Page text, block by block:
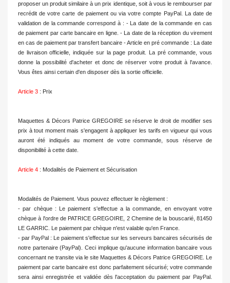
proposer un produit similaire à un prix identique, soit à vous le rembourser par
recrédit de votre carte de paiement ou via votre compte PayPal. La date de
validation de la commande correspond à : - La date de la commande en cas
de paiement par carte bancaire en ligne. - La date de la réception du virement
en cas de paiement par transfert bancaire - Article en pré commande : La date
de livraison officielle, indiquée sur la page produit. La pré commande, vous
donne la possibilité d'acheter et donc de réserver votre produit à l'avance.
Vous êtes ainsi certain d'en disposer dès la sortie officielle.
Article 3 : Prix
Maquettes & Décors Patrice GREGOIRE se réserve le droit de modifier ses
prix à tout moment mais s'engagent à appliquer les tarifs en vigueur qui vous
auront été indiqués au moment de votre commande, sous réserve de
disponibilité à cette date.
Article 4 : Modalités de Paiement et Sécurisation
Modalités de Paiement. Vous pouvez effectuer le règlement :
- par chèque : Le paiement s'effectue a la commande, en envoyant votre
chèque à l'ordre de PATRICE GREGOIRE, 2 Chemine de la bouscarié, 81450
LE GARRIC. Le paiement par chèque n'est valable qu'en France.
- par PayPal : Le paiement s'effectue sur les serveurs bancaires sécurisés de
notre partenaire (PayPal). Ceci implique qu'aucune information bancaire vous
concernant ne transite via le site Maquettes & Décors Patrice GREGOIRE. Le
paiement par carte bancaire est donc parfaitement sécurisé; votre commande
sera ainsi enregistrée et validée dès l'acceptation du paiement par PayPal.